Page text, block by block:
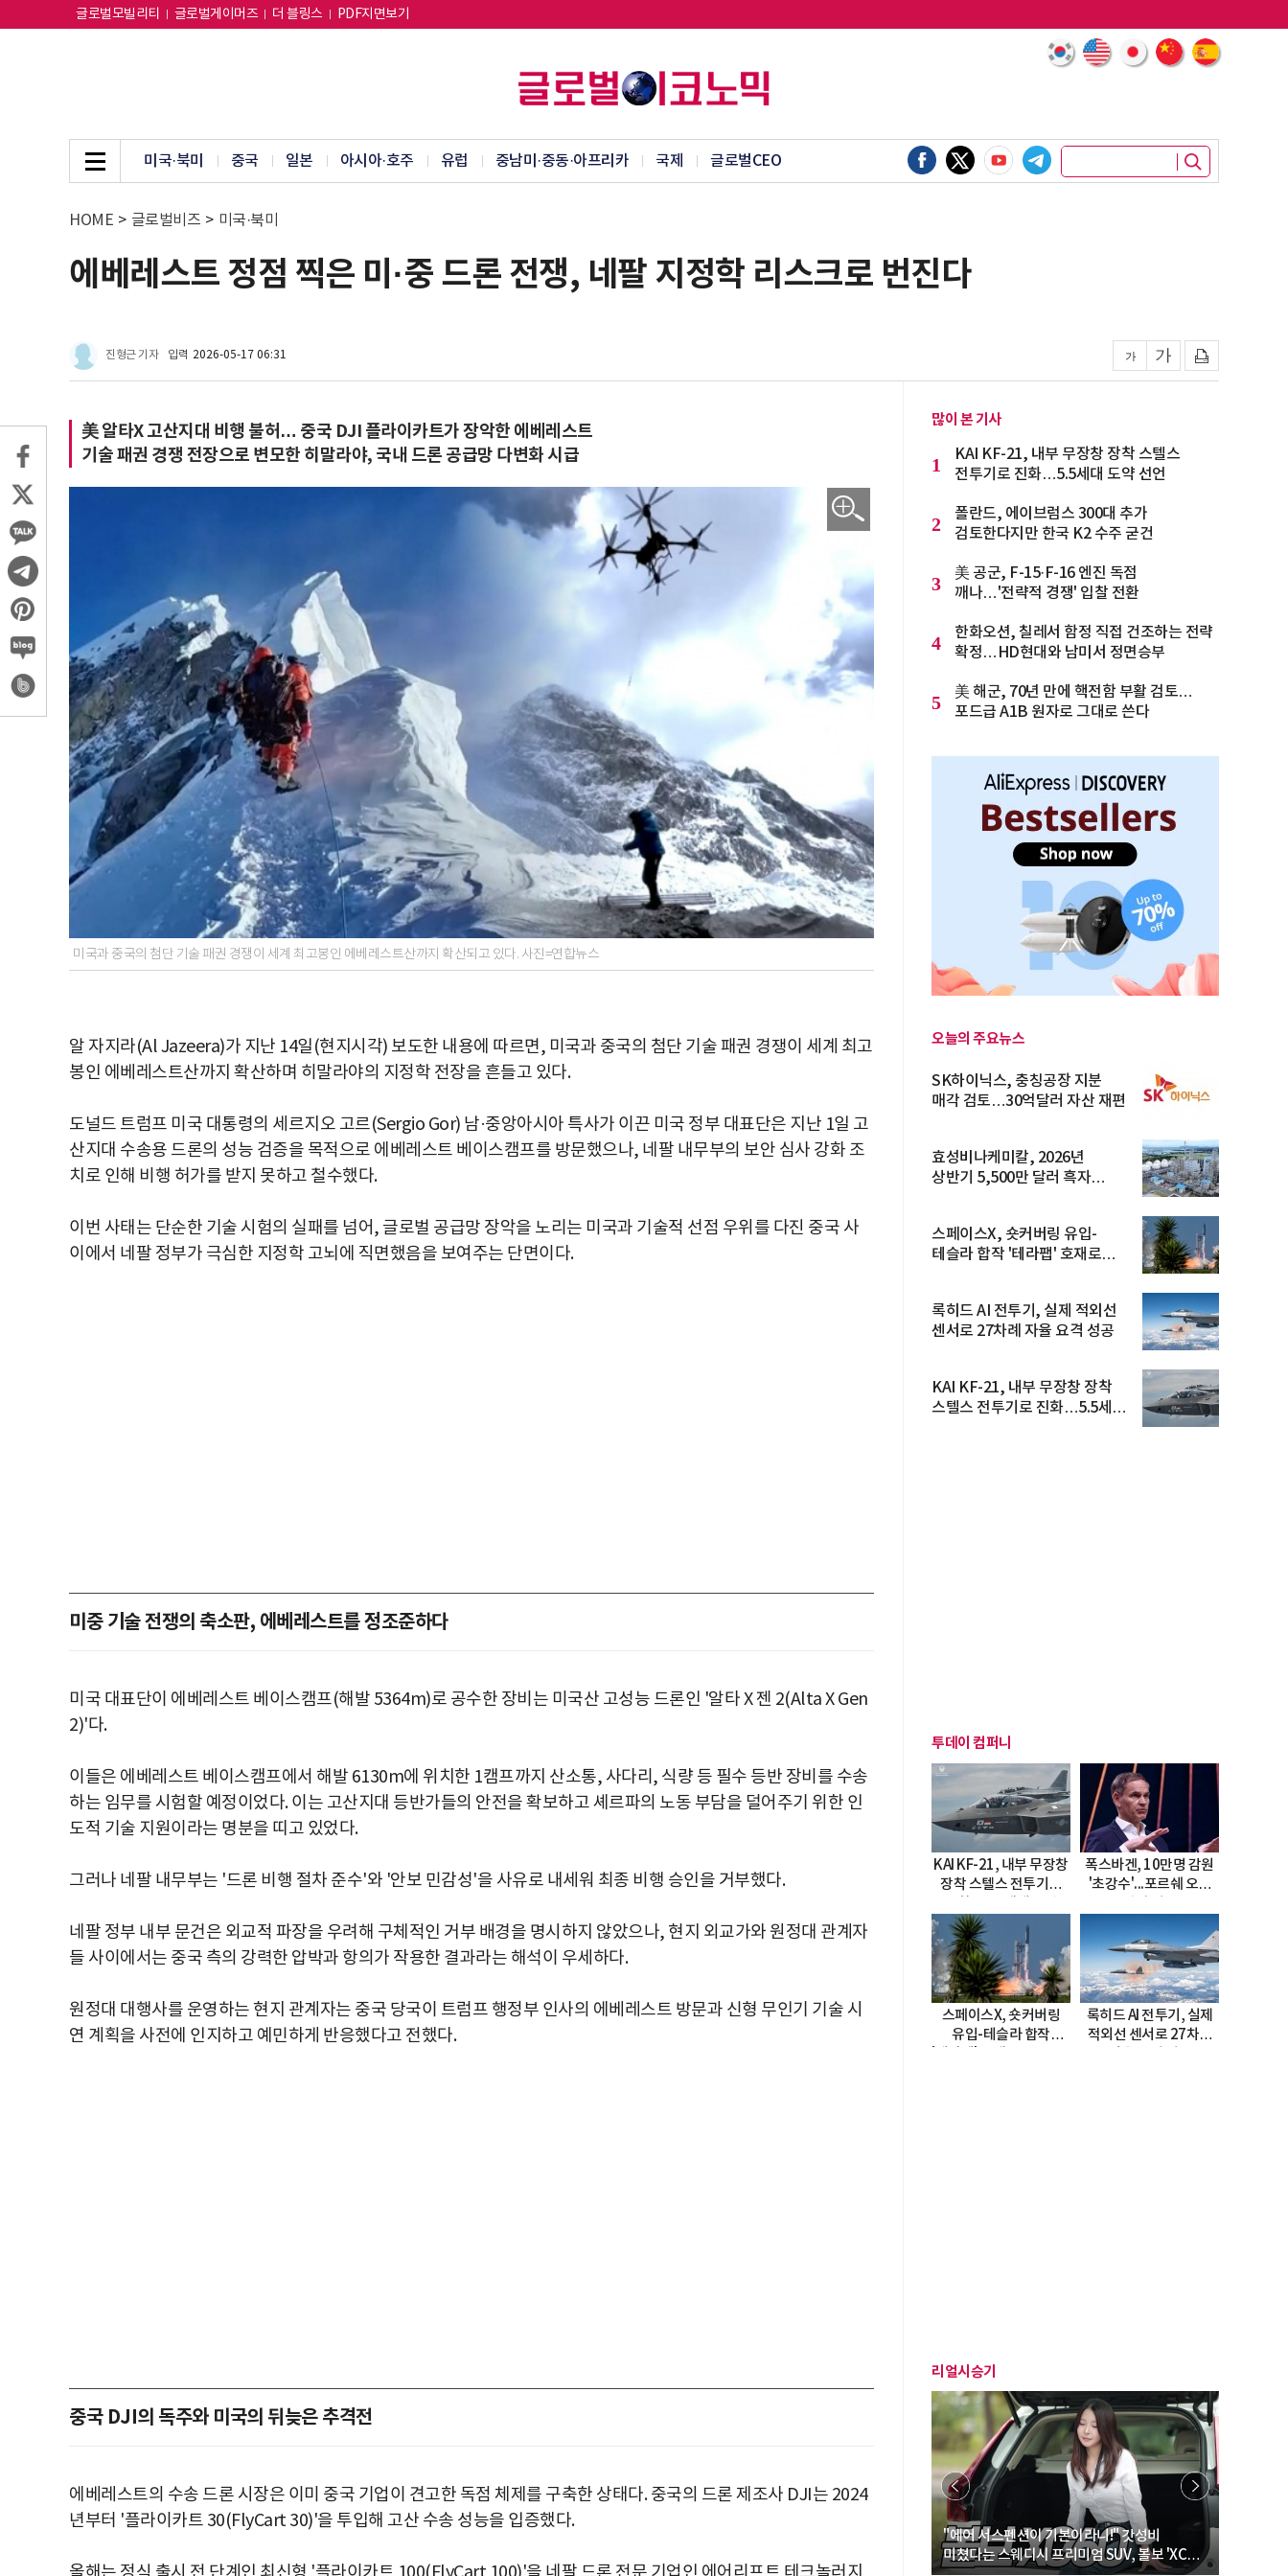
글로벌모빌리티 글로벌게이머즈 더 블링스 PDF지면보기
미국·북미 중국 일본 아시아·호주 유럽 중남미·중동·아프리카 국제 글로벌CEO
HOME > 글로벌비즈 > 미국·북미
에베레스트 정점 찍은 미·중 드론 전쟁, 네팔 지정학 리스크로 번진다
진형근 기자 입력 2026-05-17 06:31
美 알타X 고산지대 비행 불허… 중국 DJI 플라이카트가 장악한 에베레스트
기술 패권 경쟁 전장으로 변모한 히말라야, 국내 드론 공급망 다변화 시급
미국과 중국의 첨단 기술 패권 경쟁이 세계 최고봉인 에베레스트산까지 확산되고 있다. 사진=연합뉴스
알 자지라(Al Jazeera)가 지난 14일(현지시각) 보도한 내용에 따르면, 미국과 중국의 첨단 기술 패권 경쟁이 세계 최고
봉인 에베레스트산까지 확산하며 히말라야의 지정학 전장을 흔들고 있다.
도널드 트럼프 미국 대통령의 세르지오 고르(Sergio Gor) 남·중앙아시아 특사가 이끈 미국 정부 대표단은 지난 1일 고
산지대 수송용 드론의 성능 검증을 목적으로 에베레스트 베이스캠프를 방문했으나, 네팔 내무부의 보안 심사 강화 조
치로 인해 비행 허가를 받지 못하고 철수했다.
이번 사태는 단순한 기술 시험의 실패를 넘어, 글로벌 공급망 장악을 노리는 미국과 기술적 선점 우위를 다진 중국 사
이에서 네팔 정부가 극심한 지정학 고뇌에 직면했음을 보여주는 단면이다.
미중 기술 전쟁의 축소판, 에베레스트를 정조준하다
미국 대표단이 에베레스트 베이스캠프(해발 5364m)로 공수한 장비는 미국산 고성능 드론인 '알타 X 젠 2(Alta X Gen
2)'다.
이들은 에베레스트 베이스캠프에서 해발 6130m에 위치한 1캠프까지 산소통, 사다리, 식량 등 필수 등반 장비를 수송
하는 임무를 시험할 예정이었다. 이는 고산지대 등반가들의 안전을 확보하고 셰르파의 노동 부담을 덜어주기 위한 인
도적 기술 지원이라는 명분을 띠고 있었다.
그러나 네팔 내무부는 '드론 비행 절차 준수'와 '안보 민감성'을 사유로 내세워 최종 비행 승인을 거부했다.
네팔 정부 내부 문건은 외교적 파장을 우려해 구체적인 거부 배경을 명시하지 않았으나, 현지 외교가와 원정대 관계자
들 사이에서는 중국 측의 강력한 압박과 항의가 작용한 결과라는 해석이 우세하다.
원정대 대행사를 운영하는 현지 관계자는 중국 당국이 트럼프 행정부 인사의 에베레스트 방문과 신형 무인기 기술 시
연 계획을 사전에 인지하고 예민하게 반응했다고 전했다.
중국 DJI의 독주와 미국의 뒤늦은 추격전
에베레스트의 수송 드론 시장은 이미 중국 기업이 견고한 독점 체제를 구축한 상태다. 중국의 드론 제조사 DJI는 2024
년부터 '플라이카트 30(FlyCart 30)'을 투입해 고산 수송 성능을 입증했다.
많이 본 기사
1
KAI KF-21, 내부 무장창 장착 스텔스
전투기로 진화…5.5세대 도약 선언
2
폴란드, 에이브럼스 300대 추가
검토한다지만 한국 K2 수주 굳건
3
美 공군, F-15·F-16 엔진 독점
깨나…'전략적 경쟁' 입찰 전환
4
한화오션, 칠레서 함정 직접 건조하는 전략
확정…HD현대와 남미서 정면승부
5
美 해군, 70년 만에 핵전함 부활 검토…
포드급 A1B 원자로 그대로 쓴다
오늘의 주요뉴스
SK하이닉스, 충칭공장 지분
매각 검토…30억달러 자산 재편
효성비나케미칼, 2026년
상반기 5,500만 달러 흑자
스페이스X, 숏커버링 유입-
테슬라 합작 '테라팹' 호재로
록히드 AI 전투기, 실제 적외선
센서로 27차례 자율 요격 성공
KAI KF-21, 내부 무장창 장착
스텔스 전투기로 진화…5.5세대
투데이 컴퍼니
KAI KF-21, 내부 무장창
장착 스텔스 전투기로
폭스바겐, 10만명 감원
'초강수'...포르쉐 오너
스페이스X, 숏커버링
유입-테슬라 합작
록히드 AI 전투기, 실제
적외선 센서로 27차례
리얼시승기
"에어 서스펜션이 기본이라니!" 갓성비
미쳤다는 스웨디시 프리미엄 SUV, 볼보 'XC60